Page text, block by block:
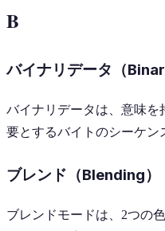
B
バイナリデータ（
バイナリデータは、意味
要とするバイトのシーケン
ブレンド（Blending）
ブレンドモードは、2つの